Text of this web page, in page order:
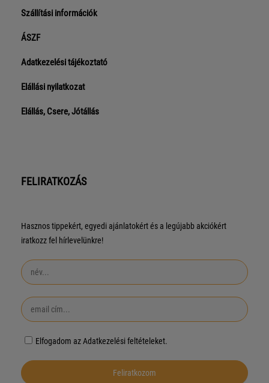
Szállítási információk
ÁSZF
Adatkezelési tájékoztató
Elállási nyilatkozat
Elállás, Csere, Jótállás
FELIRATKOZÁS
Hasznos tippekért, egyedi ajánlatokért és a legújabb akciókért
iratkozz fel hírlevelünkre!
Elfogadom az Adatkezelési feltételeket.